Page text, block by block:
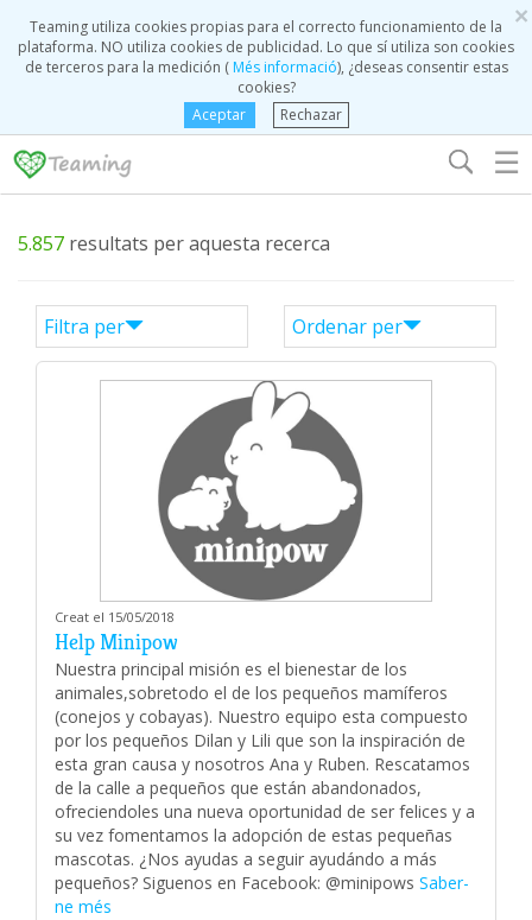
×
Teaming utiliza cookies propias para el correcto funcionamiento de la
plataforma. NO utiliza cookies de publicidad. Lo que sí utiliza son cookies
de terceros para la medición (Més informació), ¿deseas consentir estas
cookies?
Aceptar
Rechazar
☰
5.857 resultats per aquesta recerca
Filtra per Ordenar per
Creat el 15/05/2018
Help Minipow
Nuestra principal misión es el bienestar de los
animales,sobretodo el de los pequeños mamíferos
(conejos y cobayas). Nuestro equipo esta compuesto
por los pequeños Dilan y Lili que son la inspiración de
esta gran causa y nosotros Ana y Ruben. Rescatamos
de la calle a pequeños que están abandonados,
ofreciendoles una nueva oportunidad de ser felices y a
su vez fomentamos la adopción de estas pequeñas
mascotas. ¿Nos ayudas a seguir ayudándo a más
pequeños? Siguenos en Facebook: @minipows Saber-
ne més